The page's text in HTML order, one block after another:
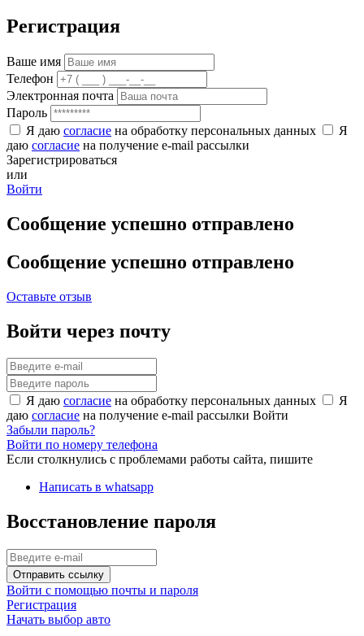
Регистрация
Ваше имя
Телефон
Электронная почта
Пароль
Я даю согласие на обработку персональных данных
Я
даю согласие на получение e-mail рассылки
Зарегистрироваться
или
Войти
Сообщение успешно отправлено
Сообщение успешно отправлено
Оставьте отзыв
Войти через почту
Я даю согласие на обработку персональных данных
Я
даю согласие на получение e-mail рассылки Войти
Забыли пароль?
Войти по номеру телефона
Если столкнулись с проблемами работы сайта, пишите
Написать в whatsapp
Восстановление пароля
Отправить ссылку
Войти с помощью почты и пароля
Регистрация
Начать выбор авто